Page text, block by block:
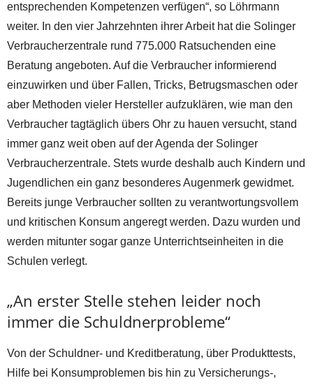
entsprechenden Kompetenzen verfügen“, so Löhrmann
weiter. In den vier Jahrzehnten ihrer Arbeit hat die Solinger
Verbraucherzentrale rund 775.000 Ratsuchenden eine
Beratung angeboten. Auf die Verbraucher informierend
einzuwirken und über Fallen, Tricks, Betrugsmaschen oder
aber Methoden vieler Hersteller aufzuklären, wie man den
Verbraucher tagtäglich übers Ohr zu hauen versucht, stand
immer ganz weit oben auf der Agenda der Solinger
Verbraucherzentrale. Stets wurde deshalb auch Kindern und
Jugendlichen ein ganz besonderes Augenmerk gewidmet.
Bereits junge Verbraucher sollten zu verantwortungsvollem
und kritischen Konsum angeregt werden. Dazu wurden und
werden mitunter sogar ganze Unterrichtseinheiten in die
Schulen verlegt.
„An erster Stelle stehen leider noch
immer die Schuldnerprobleme“
Von der Schuldner- und Kreditberatung, über Produkttests,
Hilfe bei Konsumproblemen bis hin zu Versicherungs-,